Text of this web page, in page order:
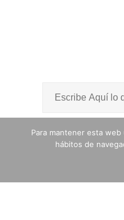
Para mantener esta
hábitos de